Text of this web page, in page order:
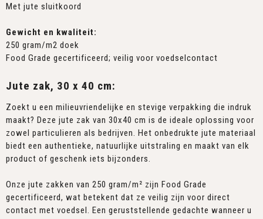
Met jute sluitkoord
Gewicht en kwaliteit:
250 gram/m2 doek
Food Grade gecertificeerd; veilig voor voedselcontact
Jute zak, 30 x 40 cm:
Zoekt u een milieuvriendelijke en stevige verpakking die indruk
maakt? Deze jute zak van 30x40 cm is de ideale oplossing voor
zowel particulieren als bedrijven. Het onbedrukte jute materiaal
biedt een authentieke, natuurlijke uitstraling en maakt van elk
product of geschenk iets bijzonders.
Onze jute zakken van 250 gram/m² zijn Food Grade
gecertificeerd, wat betekent dat ze veilig zijn voor direct
contact met voedsel. Een geruststellende gedachte wanneer u